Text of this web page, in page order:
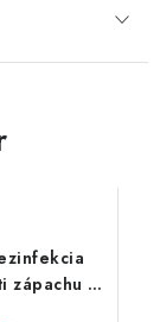
zápachu a
125ml